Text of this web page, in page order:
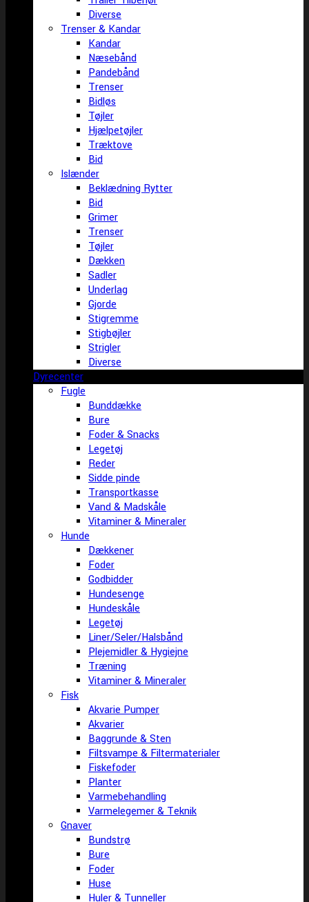
Diverse
Trenser & Kandar
Kandar
Næsebånd
Pandebånd
Trenser
Bidløs
Tøjler
Hjælpetøjler
Træktove
Bid
Islænder
Beklædning Rytter
Bid
Grimer
Trenser
Tøjler
Dækken
Sadler
Underlag
Gjorde
Stigremme
Stigbøjler
Strigler
Diverse
Dyrecenter
Fugle
Bunddække
Bure
Foder & Snacks
Legetøj
Reder
Sidde pinde
Transportkasse
Vand & Madskåle
Vitaminer & Mineraler
Hunde
Dækkener
Foder
Godbidder
Hundesenge
Hundeskåle
Legetøj
Liner/Seler/Halsbånd
Plejemidler & Hygiejne
Træning
Vitaminer & Mineraler
Fisk
Akvarie Pumper
Akvarier
Baggrunde & Sten
Filtsvampe & Filtermaterialer
Fiskefoder
Planter
Varmebehandling
Varmelegemer & Teknik
Gnaver
Bundstrø
Bure
Foder
Huse
Huler & Tunneller